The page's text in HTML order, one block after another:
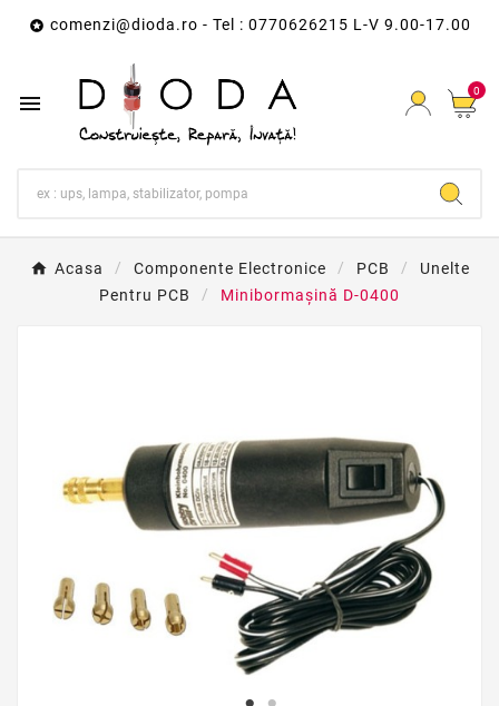
 comenzi@dioda.ro - Tel : 0770626215 L-V 9.00-17.00
 0
Acasa Componente Electronice PCB
Unelte
Pentru PCB
Minibormaşină D-0400